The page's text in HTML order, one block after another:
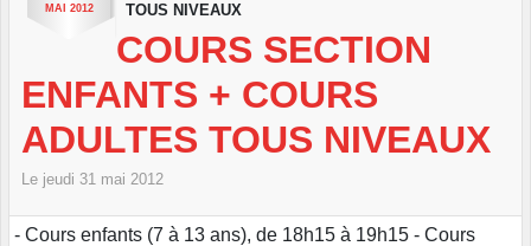
MAI 2012
TOUS NIVEAUX
COURS SECTION
ENFANTS + COURS
ADULTES TOUS NIVEAUX
Le jeudi 31 mai 2012
- Cours enfants (7 à 13 ans), de 18h15 à 19h15 - Cours